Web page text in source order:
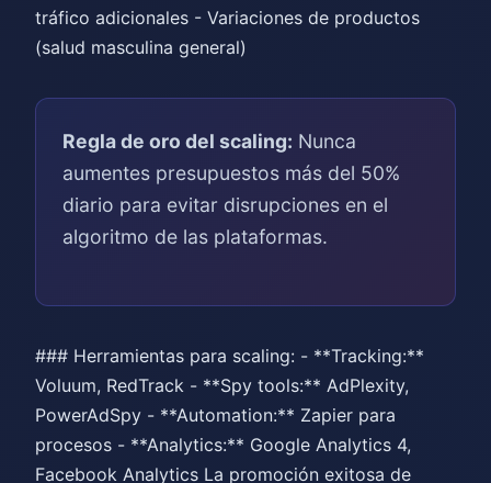
tráfico adicionales - Variaciones de productos
(salud masculina general)
Regla de oro del scaling: Nunca
aumentes presupuestos más del 50%
diario para evitar disrupciones en el
algoritmo de las plataformas.
### Herramientas para scaling: - **Tracking:**
Voluum, RedTrack - **Spy tools:** AdPlexity,
PowerAdSpy - **Automation:** Zapier para
procesos - **Analytics:** Google Analytics 4,
Facebook Analytics La promoción exitosa de